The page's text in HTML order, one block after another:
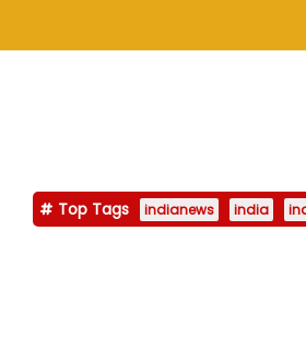
Top Tags indianews india